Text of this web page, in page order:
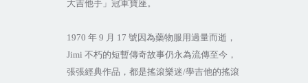
大吉他手」冠軍寶座。
1970 年 9 月 17 號因為藥物服用過量而逝，
Jimi 不朽的短暫傳奇故事仍永為流傳至今，
張張經典作品，都是搖滾樂迷/學吉他的搖滾